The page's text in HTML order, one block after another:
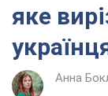
яке
Анна